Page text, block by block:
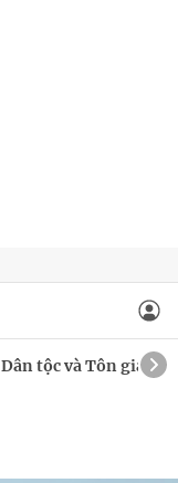
Dân tộc và Tôn giáo